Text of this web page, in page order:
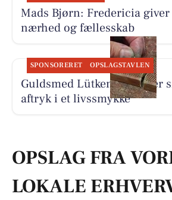
Mads Bjørn: Fredericia
nærhed og fællesskab
SPONSORERET OPSLAGSTAVLEN
Guldsmed Lütken foreviger
aftryk i et livssmykke
OPSLAG FRA
LOKALE